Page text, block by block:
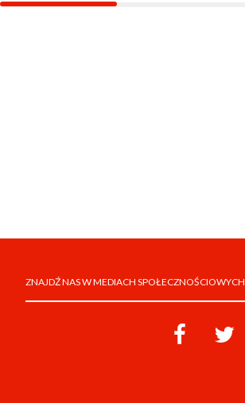
ZNAJDŹ NAS W MEDIACH SPOŁECZNOŚCIOWYCH